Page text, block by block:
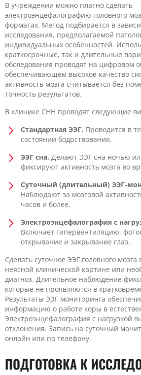
В учреждении можно платно сделать
электроэнцефалографию головного
форматах. Метод подбирается в
исследования, предполагаемой
индивидуальных особенностей.
краткосрочные, так и длительные
обследования проводят на цифровом
обеспечивающем высокое качество
активность мозга считывается без
точность результатов.
В клинике CHH проводят следующие
Стандартная ЭЭГ. Проводится в
состоянии бодрствования.
ЭЭГ сна. Делают ЭЭГ сна ночью
фиксируют активность мозга во
Суточный (длительный) ЭЭГ-
Наблюдают за мозговой
часов и более.
Электроэнцефалография с
Включает гипервентиляцию,
открывание и закрывание глаз.
Сделать суточное ЭЭГ головного
неясной клинической картине или
диагноз. Длительное наблюдение
которые не проявляются в
Результаты ЭЭГ мониторинга
информацию о работе коры в
Электроэнцефалография с нагрузкой
отклонения. Запись на суточный
онлайн или по телефону.
ПОДГОТОВКА К